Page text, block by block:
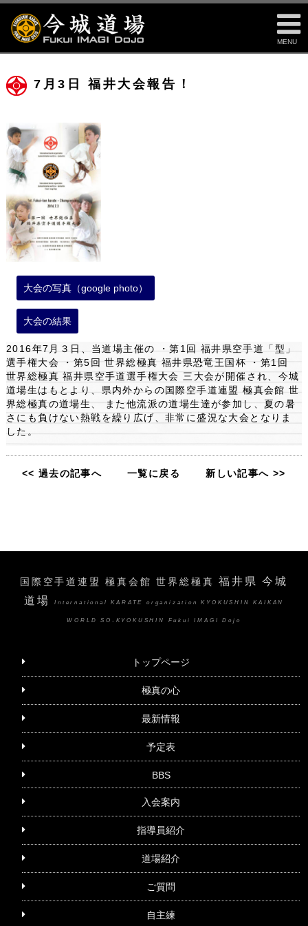
MENU
7月3日 福井大会報告！
大会の写真（google photo）
大会の結果
2016年7月３日、当道場主催の ・第1回 福井県空手道「型」
選手権大会 ・第5回 世界総極真 福井県恐竜王国杯 ・第1回
世界総極真 福井県空手道選手権大会 三大会が開催され、今城
道場生はもとより、県内外からの国際空手道連盟 極真会館 世
界総極真の道場生、
また他流派の道場生達が参加し、夏の暑
さにも負けない熱戦を繰り広げ、非常に盛況な大会となりま
した。
<< 過去の記事へ 一覧に戻る 新しい記事へ >>
国際空手道連盟 極真会館 世界総極真福井県 今城
道場
International KARATE organization KYOKUSHIN KAIKAN
WORLD SO-KYOKUSHIN Fukui IMAGI Dojo
トップページ
極真の心
最新情報
予定表
BBS
入会案内
指導員紹介
道場紹介
ご質問
自主練